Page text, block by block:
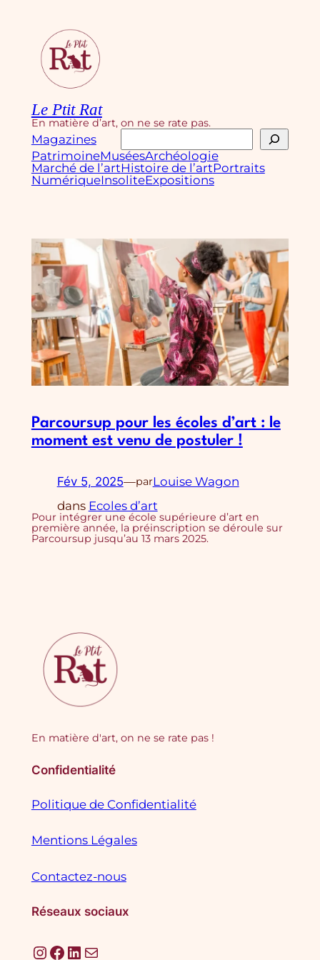
contenu
Le Ptit Rat
En matière d’art, on ne se rate pas.
Magazines
Rechercher
PatrimoineMuséesArchéologie
Marché de l’artHistoire de l’artPortraits
NumériqueInsoliteExpositions
Parcoursup pour les écoles d’art : le
moment est venu de postuler !
Fév 5, 2025—parLouise Wagon
dans Ecoles d’art
Pour intégrer une école supérieure d’art en
première année, la préinscription se déroule sur
Parcoursup jusqu’au 13 mars 2025.
En matière d'art, on ne se rate pas !
Confidentialité
Politique de Confidentialité
Mentions Légales
Contactez-nous
Réseaux sociaux
InstagramFacebook LinkedIn E-mail